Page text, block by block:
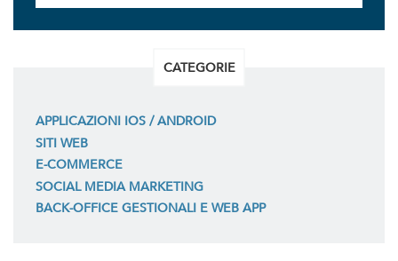
CATEGORIE
APPLICAZIONI IOS / ANDROID
SITI WEB
E-COMMERCE
SOCIAL MEDIA MARKETING
BACK-OFFICE GESTIONALI E WEB APP